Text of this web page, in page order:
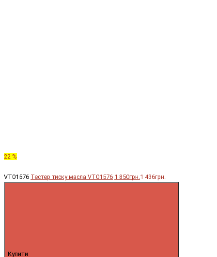
22 %
VT01576 Тестер тиску масла VT01576 1 850грн. 1 436грн.
Купити